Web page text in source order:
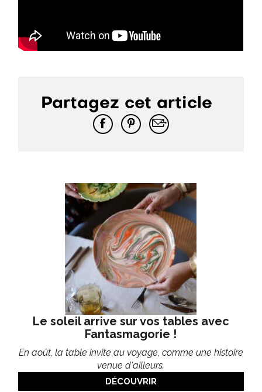
Partagez cet article
Le soleil arrive sur vos tables avec
Fantasmagorie !
En août, la table invite au voyage, comme une histoire
venue d'ailleurs.
DÉCOUVRIR